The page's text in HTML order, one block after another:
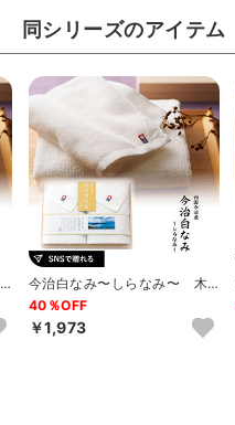
同シリーズのアイテム
今治白なみ〜しらなみ〜 木
箱入り フェイスタオル2P
40％OFF
￥1,973